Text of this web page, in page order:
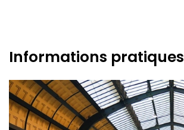
Informations pratiques